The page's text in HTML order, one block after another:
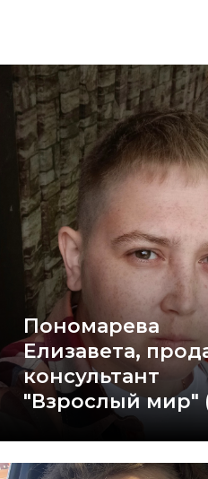
Пономарева
Елизавета,
консультант
"Взрослый мир"